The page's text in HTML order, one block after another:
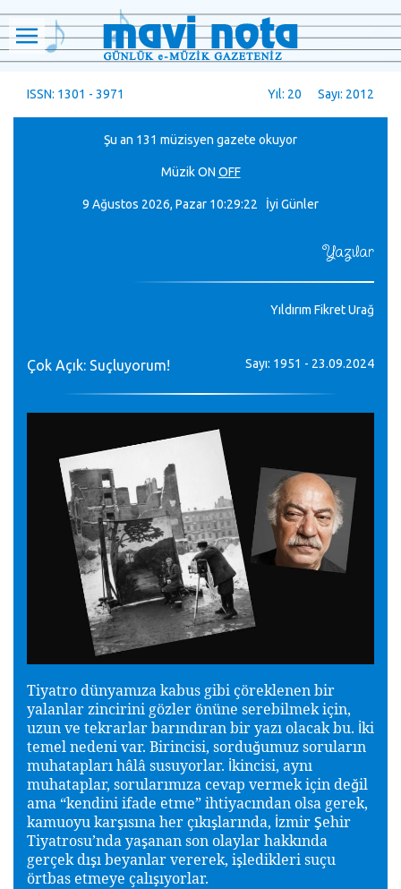
ISSN: 1301 - 3971 Yıl: 20 Sayı: 2012
Şu an 131 müzisyen gazete okuyor
MüzikON OFF
9 Ağustos 2026, Pazar 10:29:24 İyi Günler
Yazılar
Yıldırım Fikret Urağ
Çok Açık: Suçluyorum! Sayı: 1951 - 23.09.2024
Tiyatro dünyamıza kabus gibi çöreklenen bir
yalanlar zincirini gözler önüne serebilmek için,
uzun ve tekrarlar barındıran bir yazı olacak bu. İki
temel nedeni var. Birincisi, sorduğumuz soruların
muhatapları hâlâ susuyorlar. İkincisi, aynı
muhataplar, sorularımıza cevap vermek için değil
ama “kendini ifade etme” ihtiyacından olsa gerek,
kamuoyu karşısına her çıkışlarında, İzmir Şehir
Tiyatrosu’nda yaşanan son olaylar hakkında
gerçek dışı beyanlar vererek, işledikleri suçu
örtbas etmeye çalışıyorlar.